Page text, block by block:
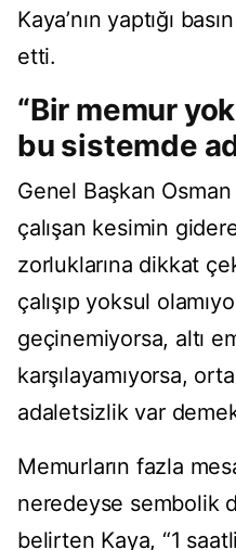
Kaya’nın yaptığı
etti.
“Bir memur
bu sistemde
Genel Başkan
çalışan kesimin
zorluklarına dikkat
çalışıp yoksul
geçinemiyorsa, altı
karşılayamıyorsa,
adaletsizlik var
Memurların fazla
neredeyse sembolik
belirten Kaya, “1